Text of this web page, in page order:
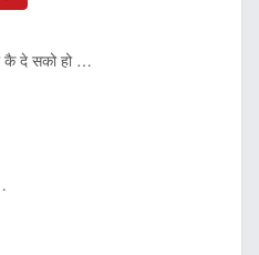
कै दे सको हो …